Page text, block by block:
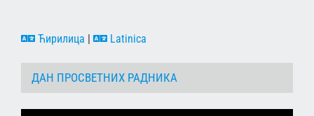
Ћирилица | Latinica
ДАН ПРОСВЕТНИХ РАДНИКА